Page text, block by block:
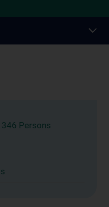
346 Persons